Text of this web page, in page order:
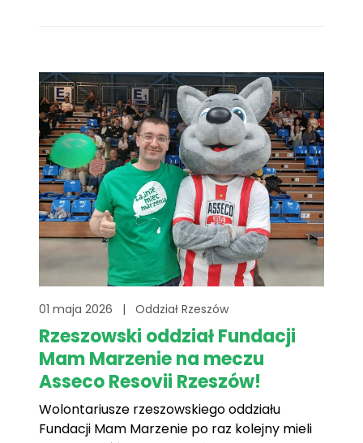
stoiskiem w Fosie przy Zamku Lubomirskich,
gdzie prowadzili działania informacyjne oraz
zbiórkę środków[...]
01 maja 2026 | Oddział Rzeszów
Rzeszowski oddział Fundacji
Mam Marzenie na meczu
Asseco Resovii Rzeszów!
Wolontariusze rzeszowskiego oddziału
Fundacji Mam Marzenie po raz kolejny mieli